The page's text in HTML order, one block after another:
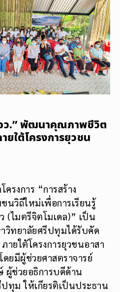
ว.” พัฒนาคุณภาพชีวิต
ใต้โครงการยุวชน
รงการ “การสร้าง
วิถีใหม่เพื่อการเรียนรู้
(ไมตรีจิตโมเดล)” เป็น
วิทยาลัยศรีปทุมได้รับคัด
ายใตัโครงการยุวชนอาสา
ยมีผู้ช่วยศาสตราจารย์
ผู้ช่วยอธิการบดีด้าน
ทุม ให้เกียรติเป็นประธาน